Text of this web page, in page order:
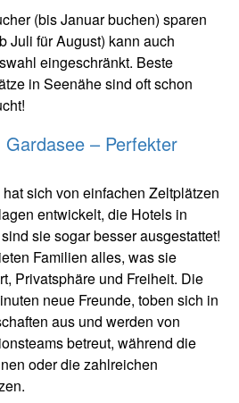
(bis Januar buchen) sparen
Juli für August) kann auch
eingeschränkt. Beste
in Seenähe sind oft schon
Gardasee – Perfekter
sich von einfachen Zeltplätzen
entwickelt, die Hotels in
sie sogar besser ausgestattet!
Familien alles, was sie
Privatsphäre und Freiheit. Die
neue Freunde, toben sich in
aus und werden von
betreut, während die
oder die zahlreichen